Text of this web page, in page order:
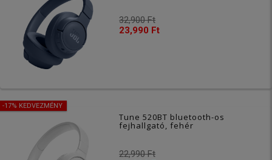
32,900 Ft
23,990 Ft
-17% KEDVEZMÉNY
Tune 520BT bluetooth-os
fejhallgató, fehér
22,990 Ft